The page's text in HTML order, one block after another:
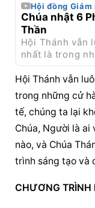
Hội đồng Giám
Chúa nhật 6
Thần
Hội Thánh vẫn
nhất là trong
nhiên, trong
nhiều về Ngôi
hoạt động của
Thánh Thần
tạo và cứu
Hội Thánh vẫn
trong những cử
tế, chúng ta lại
Chúa, Người là
nào, và Chúa
trình sáng tạo và
CHƯƠNG TRÌNH